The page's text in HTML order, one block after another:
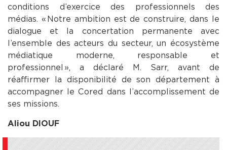
conditions d’exercice des professionnels des
médias. « Notre ambition est de construire, dans le
dialogue et la concertation permanente avec
l’ensemble des acteurs du secteur, un écosystème
médiatique moderne, responsable et
professionnel », a déclaré M. Sarr, avant de
réaffirmer la disponibilité de son département à
accompagner le Cored dans l’accomplissement de
ses missions.
Aliou DIOUF